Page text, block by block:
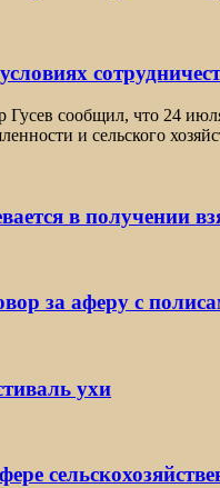
Гусев сообщил, что 24
и сельского
в получении
за аферу с
ухи